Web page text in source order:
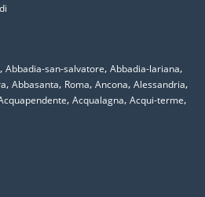
, Abbadia-san-salvatore, Abbadia-lariana,
, Abbasanta, Roma, Ancona, Alessandria,
, Acqualagna, Acqui-terme,